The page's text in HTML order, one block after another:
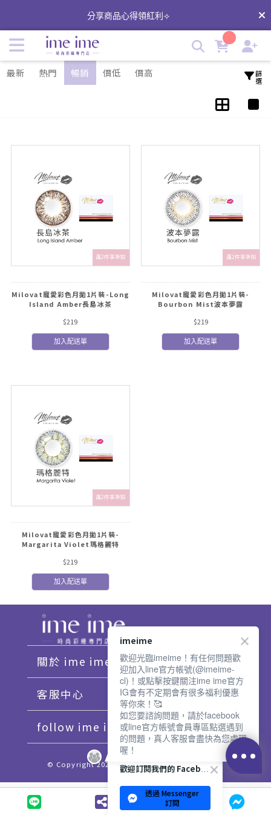
美瞳店
分享商品心得領紅利⟢
最新 熱門 暢銷 價低 價高 篩選
滿2件享折扣
Milovat寵愛彩色月拋1片裝-Long
Island Amber長島冰茶
$219
加入配送單
滿2件享折扣
Milovat寵愛彩色月拋1片裝-
Bourbon Mist波本夢露
$219
加入配送單
滿2件享折扣
Milovat寵愛彩色月拋1片裝-
Margarita Violet瑪格麗特
$219
加入配送單
關於 ime ime
客服中心
follow ime ime♡
© Copyright 2021 imeime. All Rights Reserved.
歡迎訂閱我們的 Facebook 專頁
透過 Messenger
訂閱
imeime
歡迎光臨imeime！有任何問題歡
迎加入line官方帳號(@imeime-
cl)！或點擊按鍵關注ime ime官方
IG會有不定期會有很多福利優惠
等你來！🥰
如您要諮詢問題，請於facebook
或line官方帳號會員專區點選遇到
的問題，真人客服會盡快為您處理
喔！